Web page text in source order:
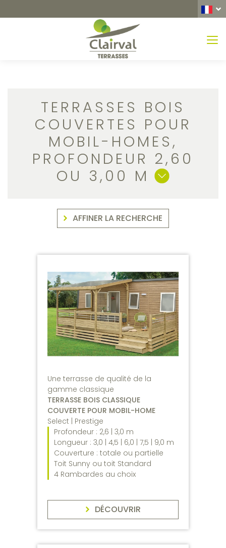
TERRASSES BOIS
COUVERTES POUR
MOBIL-HOMES,
PROFONDEUR 2,60
OU 3,00 M
AFFINER LA RECHERCHE
Une terrasse de qualité de la
gamme classique
TERRASSE BOIS CLASSIQUE
COUVERTE POUR MOBIL-HOME
Select | Prestige
Profondeur : 2,6 | 3,0 m
Longueur : 3,0 | 4,5 | 6,0 | 7,5 | 9,0 m
Couverture : totale ou partielle
Toit Sunny ou toit Standard
4 Rambardes au choix
DÉCOUVRIR